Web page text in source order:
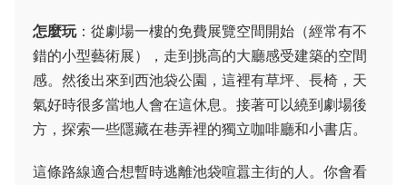
怎麼玩：從劇場一樓的免費展覽空間開始（經常有不
錯的小型藝術展），走到挑高的大廳感受建築的空間
感。然後出來到西池袋公園，這裡有草坪、長椅，天
氣好時很多當地人會在這休息。接著可以繞到劇場後
方，探索一些隱藏在巷弄裡的獨立咖啡廳和小書店。
這條路線適合想暫時逃離池袋喧囂主街的人。你會看